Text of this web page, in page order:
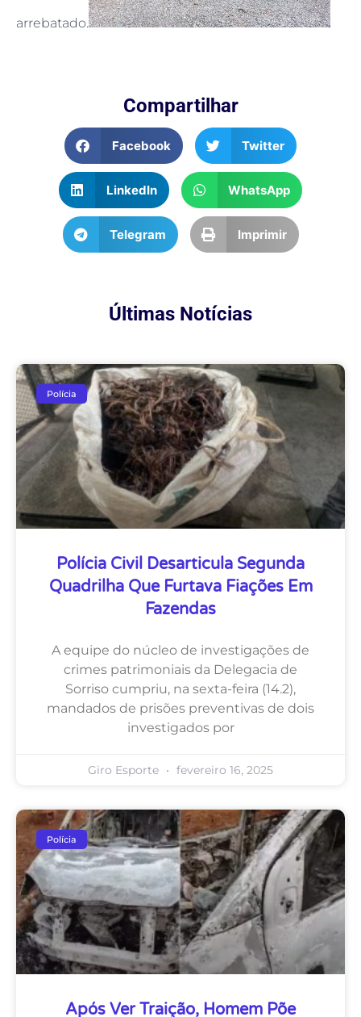
arrebatado.
Compartilhar
Facebook Twitter
LinkedIn WhatsApp
Telegram Imprimir
Últimas Notícias
Polícia
Polícia Civil Desarticula Segunda
Quadrilha Que Furtava Fiações Em
Fazendas
A equipe do núcleo de investigações de
crimes patrimoniais da Delegacia de
Sorriso cumpriu, na sexta-feira (14.2),
mandados de prisões preventivas de dois
investigados por
Giro Esporte fevereiro 16, 2025
Polícia
Após Ver Traição, Homem Põe